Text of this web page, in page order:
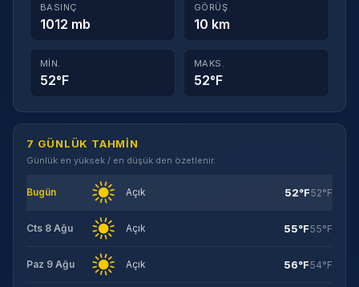
BASINÇ
1012 mb
GÖRÜŞ
10 km
MIN.
52°F
MAKS.
52°F
7 GÜNLÜK TAHMIN
Günlük en yüksek / en düşük den özetlenir.
Bugün Açık 52°F52°F
Cts 8 Ağu Açık 55°F55°F
Paz 9 Ağu Açık 56°F54°F